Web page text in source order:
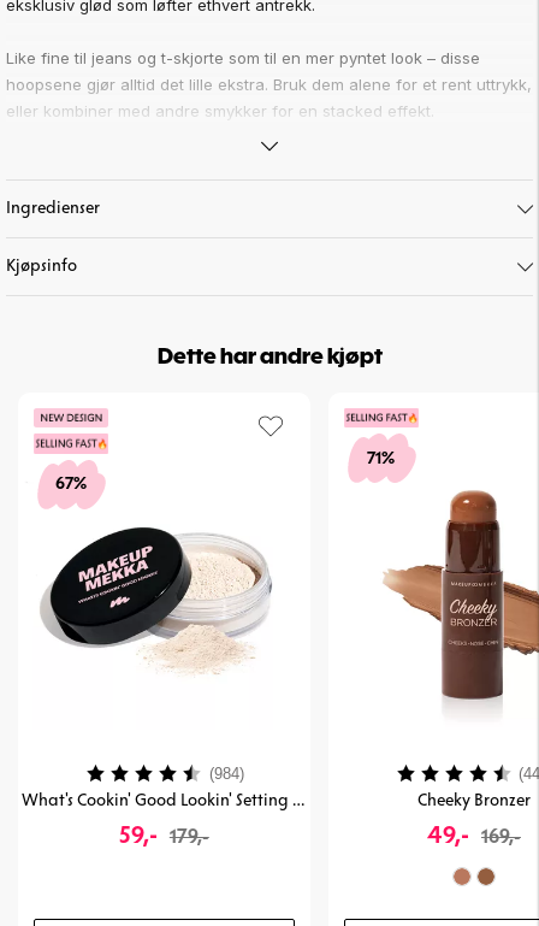
eksklusiv glød som løfter ethvert antrekk.
Like fine til jeans og t-skjorte som til en mer pyntet look – disse
hoopsene gjør alltid det lille ekstra. Bruk dem alene for et rent uttrykk,
eller kombiner med andre smykker for en stacked effekt.
fuktige steder for å bevare glansen lengst mulig.
Av hygieniske årsaker kan øredobber ikke byttes eller returneres.
Art. nr:65-345
Ingredienser
Kjøpsinfo
Dette har andre kjøpt
67%
What's Cookin' Good Lookin' Setting & Baking Powder
59,- 179,-
Karakter: (984)4.4 av 5 mulige
71%
Cheeky Bronzer
49,- 169,-
Karakter: